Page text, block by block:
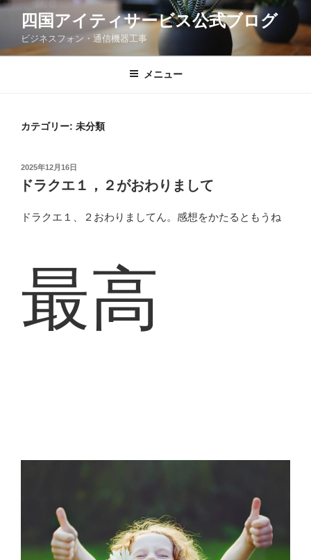
コ
ン
四国アイティサービス公式ブログ
ビジネスフォン・通信機器工事
メニュー
カテゴリー: 未分類
投
稿
日:
2025年12月16日
ドラクエ１，２がおわりまして
ドラクエ１、２おわりましてん。感想をかたるともうね
最高